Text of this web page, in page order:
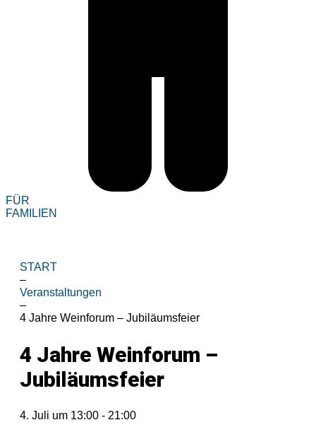
FÜR
FAMILIEN
START
–
Veranstaltungen
–
4 Jahre Weinforum – Jubiläumsfeier
4 Jahre Weinforum –
Jubiläumsfeier
4. Juli um 13:00 - 21:00